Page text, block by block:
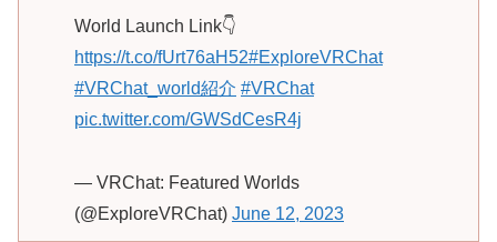
World Launch Link👇
https://t.co/fUrt76aH52#ExploreVRChat
#VRChat_world紹介 #VRChat
pic.twitter.com/GWSdCesR4j
— VRChat: Featured Worlds
(@ExploreVRChat) June 12, 2023